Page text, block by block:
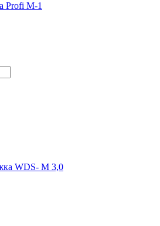
Profi M-1
WDS- M 3,0